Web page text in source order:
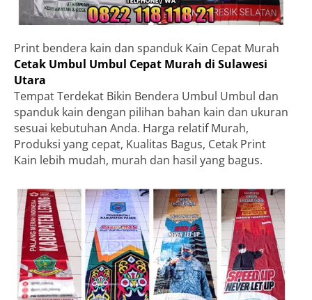
Print bendera kain dan spanduk Kain Cepat Murah
Cetak Umbul Umbul Cepat Murah di Sulawesi
Utara
Tempat Terdekat Bikin Bendera Umbul Umbul dan
spanduk kain dengan pilihan bahan kain dan ukuran
sesuai kebutuhan Anda. Harga relatif Murah,
Produksi yang cepat, Kualitas Bagus, Cetak Print
Kain lebih mudah, murah dan hasil yang bagus.